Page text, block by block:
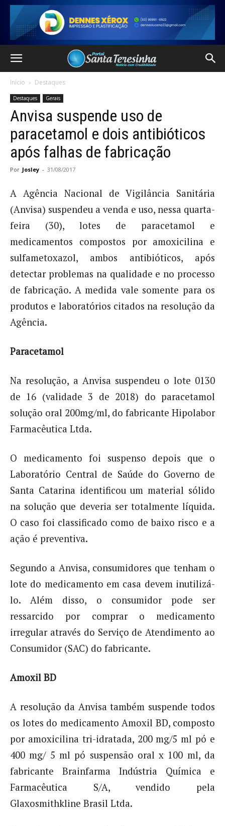
Início Destaques
Destaques Gerais
Anvisa suspende uso de
paracetamol e dois antibióticos
após falhas de fabricação
Por Josley - 31/08/2017
A Agência Nacional de Vigilância Sanitária
(Anvisa) suspendeu a venda e uso, nessa quarta-
feira (30), lotes de paracetamol e
medicamentos compostos por amoxicilina e
sulfametoxazol, ambos antibióticos, após
detectar problemas na qualidade e no processo
de fabricação. A medida vale somente para os
produtos e laboratórios citados na resolução da
Agência.
Paracetamol
Na resolução, a Anvisa suspendeu o lote 0130
de 16 (validade 3 de 2018) do paracetamol
solução oral 200mg/ml, do fabricante Hipolabor
Farmacêutica Ltda.
O medicamento foi suspenso depois que o
Laboratório Central de Saúde do Governo de
Santa Catarina identificou um material sólido
na solução que deveria ser totalmente líquida.
O caso foi classificado como de baixo risco e a
ação é preventiva.
Segundo a Anvisa, consumidores que tenham o
lote do medicamento em casa devem inutilizá-
lo. Além disso, o consumidor pode ser
ressarcido por comprar o medicamento
irregular através do Serviço de Atendimento ao
Consumidor (SAC) do fabricante.
Amoxil BD
A resolução da Anvisa também suspende todos
os lotes do medicamento Amoxil BD, composto
por amoxicilina tri-idratada, 200 mg/5 ml pó e
400 mg/ 5 ml pó suspensão oral x 100 ml, da
fabricante Brainfarma Indústria Química e
Farmacêutica S/A, vendido pela
Glaxosmithkline Brasil Ltda.